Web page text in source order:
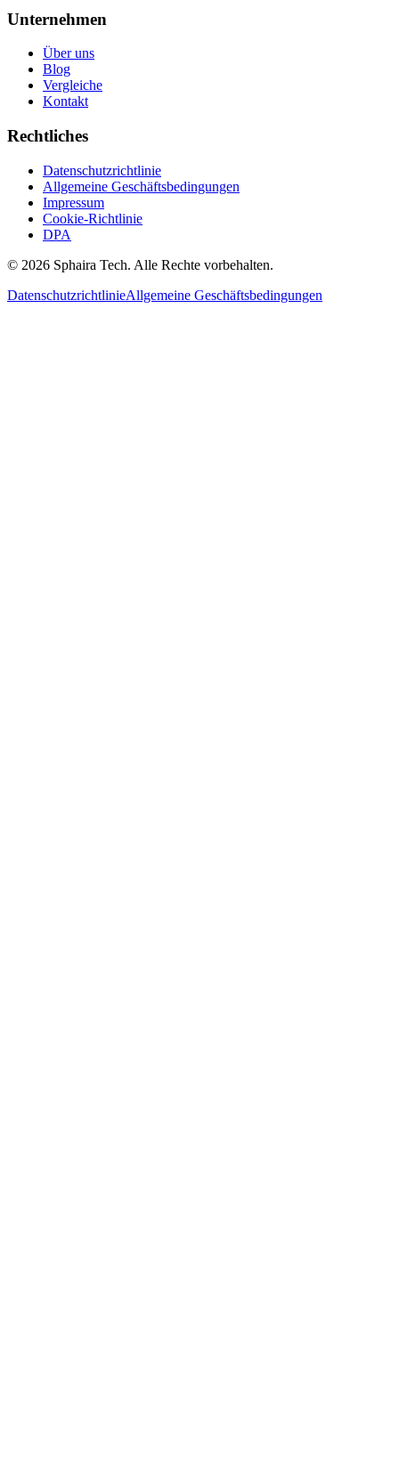
Unternehmen
Über uns
Blog
Vergleiche
Kontakt
Rechtliches
Datenschutzrichtlinie
Allgemeine Geschäftsbedingungen
Impressum
Cookie-Richtlinie
DPA
© 2026 Sphaira Tech. Alle Rechte vorbehalten.
DatenschutzrichtlinieAllgemeine Geschäftsbedingungen